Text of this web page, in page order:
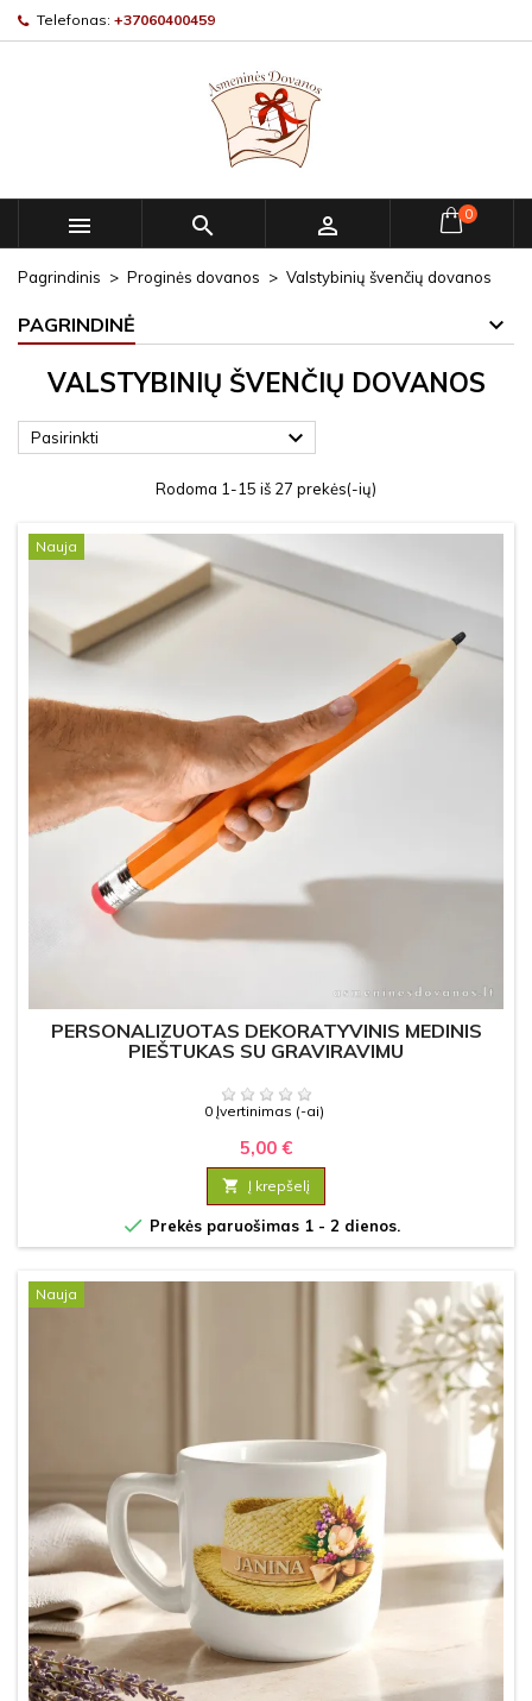
Telefonas: +37060400459
   0
Pagrindinis Proginės dovanos Valstybinių švenčių dovanos
PAGRINDINĖ
VALSTYBINIŲ ŠVENČIŲ DOVANOS
Pasirinkti 
Rodoma 1-15 iš 27 prekės(-ių)
Nauja
PERSONALIZUOTAS DEKORATYVINIS MEDINIS
PIEŠTUKAS SU GRAVIRAVIMU
0 Įvertinimas (-ai)
5,00 €
 Į krepšelį
 Prekės paruošimas 1 - 2 dienos.
Nauja